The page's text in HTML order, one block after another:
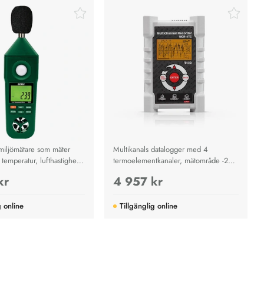
som mäter
lufthastighet,
LCD-display.
online
Multikanals datalogger med 4
termoelementkanaler, mätområde -270
långvarig temperaturregistrering.
4 957 kr
Tillgänglig online